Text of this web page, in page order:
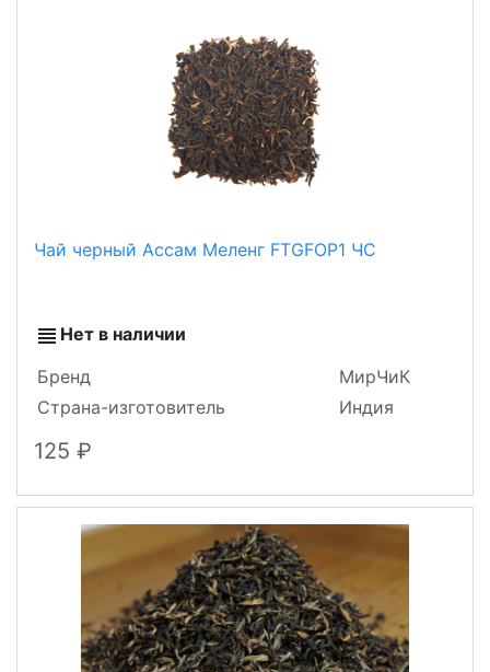
Чай черный Ассам Меленг FTGFOP1 ЧС
Нет в наличии
Бренд
МирЧиК
Страна-изготовитель
Индия
125